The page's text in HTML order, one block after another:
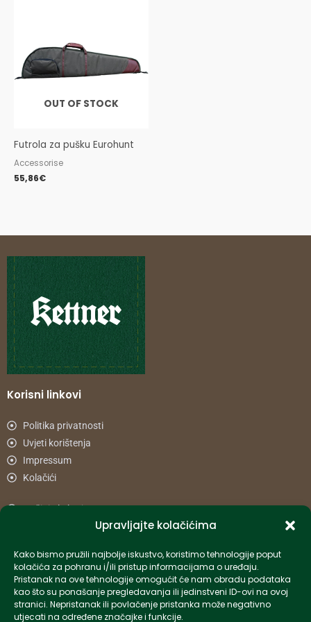
Upravljajte kolačićima
Kako bismo pružili najbolje iskustvo, koristimo tehnologije poput
kolačića za pohranu i/ili pristup informacijama o uređaju.
Pristanak na ove tehnologije omogućit će nam obradu podataka
kao što su ponašanje pregledavanja ili jedinstveni ID-ovi na ovoj
stranici. Nepristanak ili povlačenje pristanka može negativno
utjecati na određene značajke i funkcije.
OUT OF STOCK
Futrola za pušku Eurohunt
Accessorise
55,86€
Korisni linkovi
Politika privatnosti
Uvjeti korištenja
Impressum
Kolačići
Načini plaćanja
Informacije
info-hr@kettner.com